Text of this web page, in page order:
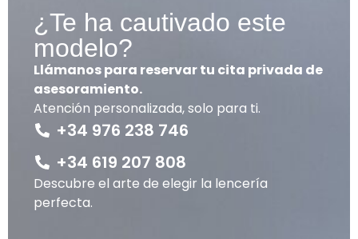
¿Te ha cautivado este
modelo?
Llámanos para reservar tu cita privada de
asesoramiento.
Atención personalizada, solo para ti.
+34 976 238 746
+34 619 207 808
Descubre el arte de elegir la lencería
perfecta.